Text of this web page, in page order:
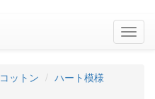
コットン
ハート模様